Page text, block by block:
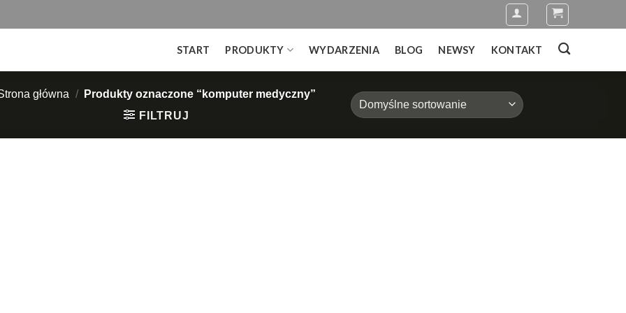
START PRODUKTY WYDARZENIA BLOG NEWSY KONTAKT
główna /
Produkty oznaczone “komputer medyczny”
FILTRUJ